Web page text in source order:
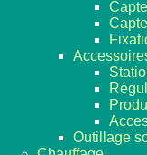
Outillage